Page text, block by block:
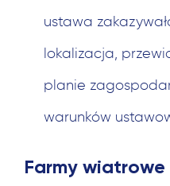
ustawa
lokalizacja,
planie
warunków
Farmy wiatrowe